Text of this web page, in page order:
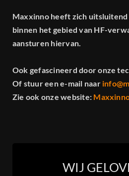
Maxxinno heeft zich uitsluitend
binnen het gebied van HF-
aansturen hiervan.
Ook gefascineerd door onze
Of stuur een e-mail naar
Zie ook onze website:
WIJ